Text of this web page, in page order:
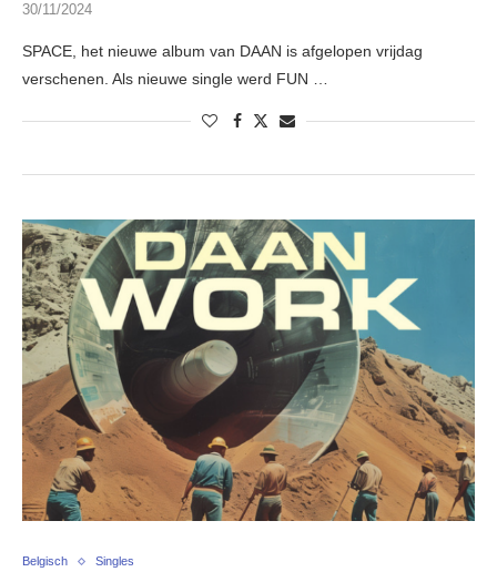
30/11/2024
SPACE, het nieuwe album van DAAN is afgelopen vrijdag
verschenen. Als nieuwe single werd FUN …
Belgisch Singles